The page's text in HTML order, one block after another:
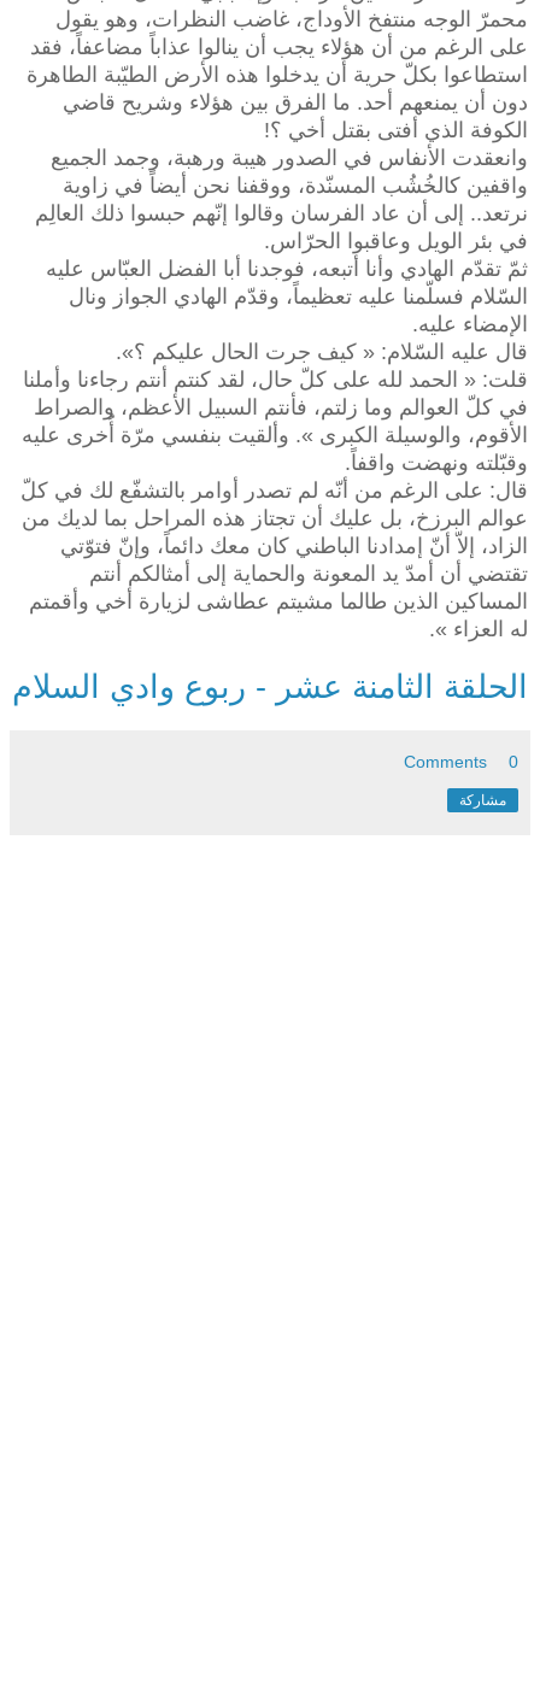
محمرّ الوجه منتفخ الأوداج، غاضب النظرات، وهو يقول
على الرغم من أن هؤلاء يجب أن ينالوا عذاباً مضاعفاً، فقد
استطاعوا بكلّ حرية أن يدخلوا هذه الأرض الطيّبة الطاهرة
دون أن يمنعهم أحد. ما الفرق بين هؤلاء وشريح قاضي
الكوفة الذي أفتى بقتل أخي ؟!
وانعقدت الأنفاس في الصدور هيبة ورهبة، وجمد الجميع
واقفين كالخُشُب المسنّدة، ووقفنا نحن أيضاً في زاوية
نرتعد.. إلى أن عاد الفرسان وقالوا إنّهم حبسوا ذلك العالِم
في بئر الويل وعاقبوا الحرّاس.
ثمّ تقدّم الهادي وأنا أتبعه، فوجدنا أبا الفضل العبّاس عليه
السّلام فسلّمنا عليه تعظيماً، وقدّم الهادي الجواز ونال
الإمضاء عليه.
قال عليه السّلام: « كيف جرت الحال عليكم ؟».
قلت: « الحمد لله على كلّ حال، لقد كنتم أنتم رجاءنا وأملنا
في كلّ العوالم وما زلتم، فأنتم السبيل الأعظم، والصراط
الأقوم، والوسيلة الكبرى ». وألقيت بنفسي مرّة أُخرى عليه
وقبّلته ونهضت واقفاً.
قال: على الرغم من أنّه لم تصدر أوامر بالتشفّع لك في كلّ
عوالم البرزخ، بل عليك أن تجتاز هذه المراحل بما لديك من
الزاد، إلاّ أنّ إمدادنا الباطني كان معك دائماً، وإنّ فتوّتي
تقتضي أن أمدّ يد المعونة والحماية إلى أمثالكم أنتم
المساكين الذين طالما مشيتم عطاشى لزيارة أخي وأقمتم
له العزاء ».
الحلقة الثامنة عشر - ربوع وادي السلام
0 Comments
مشاركة